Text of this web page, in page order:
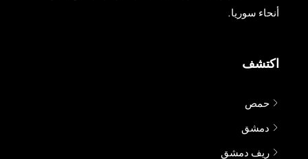
أنحاء سوريا.
اكتشف
حمص
دمشق
ريف دمشق